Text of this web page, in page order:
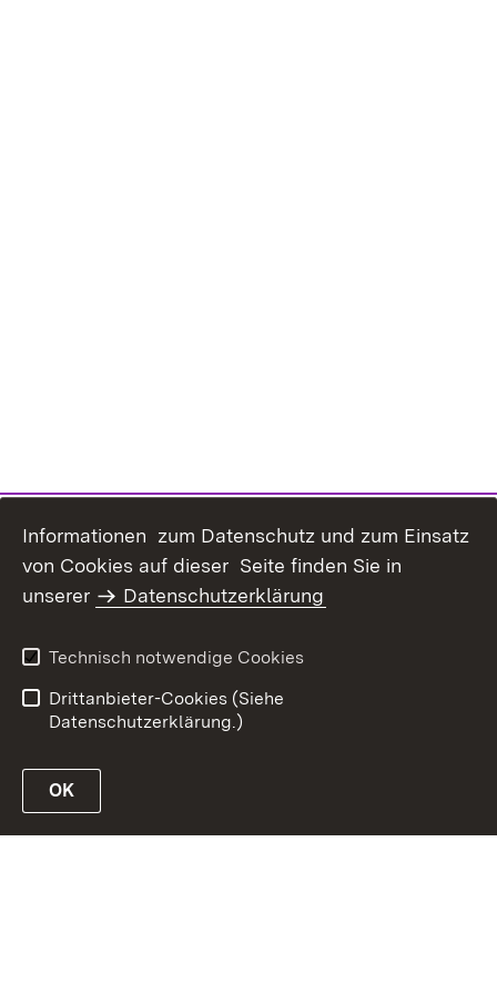
Link zur Website des Ministeriums
Erklärung zur
Benutzungshinweise
Informationen zum Datenschutz und zum Einsatz
von Cookies auf dieser Seite finden Sie in
unserer
Datenschutzerklärung
Technisch notwendige Cookies
Drittanbieter-Cookies (Siehe
Datenschutzerklärung.)
OK